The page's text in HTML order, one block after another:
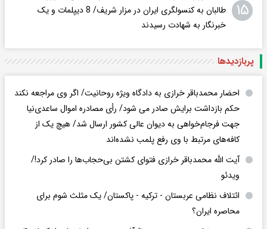
۱۵
طالبان به کنسولگری ایران در مزار شریف/ 8 دیپلمات و یک
خبرنگار به شهادت رسیدند
پربازدید‌ها
احضار محمدباقر خرازی به دادگاه ویژه روحانیت/ اگر وی مراجعه نکند
حکم بازداشت برایش صادر می شود/ رأی مصادره اموال ساعدی‌نیا
جهت فرجام‌خواهی به دیوان عالی کشور ارسال شد/ هیچ یک از
کافه‌های مرتبط با وی رفع پلمب نشده‌اند
آیت الله محمدباقر خرازی فتوای کشتن بی‌حجاب‌ها را صادر کرد!/
ویدئو
ائتلاف نظامی عربستان - ترکیه - پاکستان/ یک مثلث شوم برای
محاصره ایران؟